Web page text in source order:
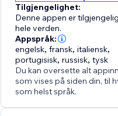
Tilgjengelighet:
Denne appen er
hele verden.
Appspråk:
engelsk,fransk,italiensk,
portugisisk,russisk,tysk
Du kan oversette alt
som vises på siden din, til
som helst språk.